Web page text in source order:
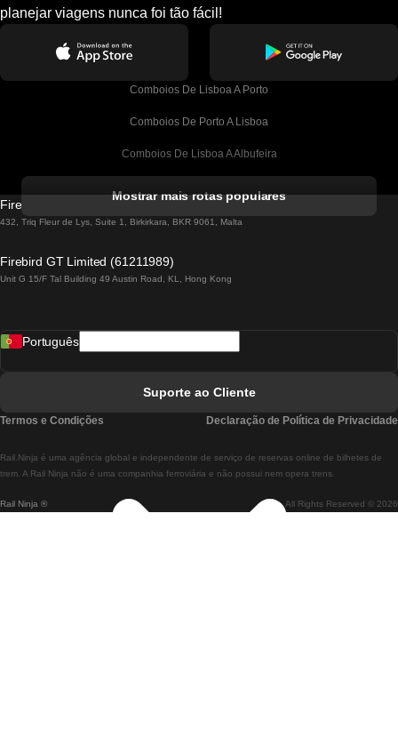
planejar viagens nunca foi tão fácil!
Comboios De Lisboa A Porto
Comboios De Porto A Lisboa
Comboios De Lisboa A Albufeira
Comboios De Lisboa A Lagos
Comboios De Lisboa A Madrid
Comboios De Lisboa A Braga
Comboios De Braga A Lisboa
Mostrar mais rotas populares
Firebird GT Limited (OC 1451)
432, Triq Fleur de Lys, Suite 1, Birkirkara, BKR 9061, Malta
Firebird GT Limited (61211989)
Unit G 15/F Tal Building 49 Austin Road, KL, Hong Kong
Rail Ninja ® All Rights Reserved © 2026
Rail.Ninja é uma agência global e independente de serviço de reservas online de bilhetes de
trem. A Rail Ninja não é uma companhia ferroviária e não possui nem opera trens.
Português
Suporte ao Cliente
Termos e Condições Declaração de Política de Privacidade